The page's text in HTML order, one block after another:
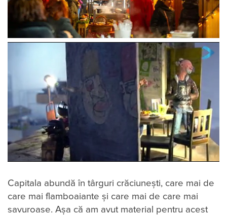
Capitala abundă în târguri crăciunești, care mai de
care mai flamboaiante şi care mai de care mai
savuroase. Aşa că am avut material pentru acest